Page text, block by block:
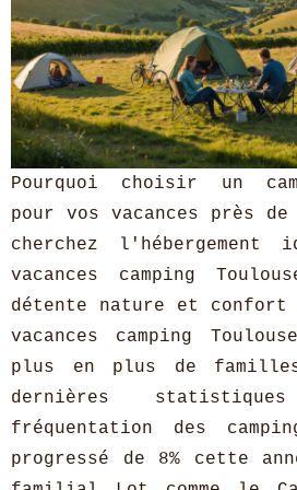
Pourquoi choisir un
pour vos vacances près de
cherchez l'hébergement
vacances camping
détente nature et
vacances camping
plus en plus de
dernières
fréquentation des
progressé de 8% cette